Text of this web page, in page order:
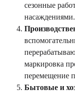
сезонные
насаждениями.
маркировка
перемещение
Бытовые и